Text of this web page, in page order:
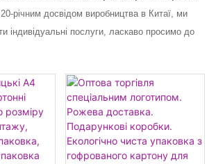
річним досвідом виробництва в Китаї, ми
індивідуальні послуги, ласкаво просимо до